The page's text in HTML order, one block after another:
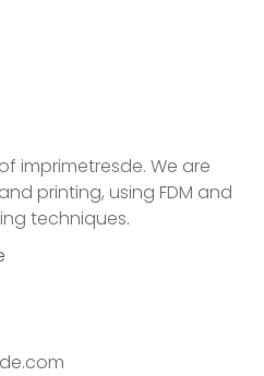
imprimetresde. We are
printing, using FDM and
techniques.